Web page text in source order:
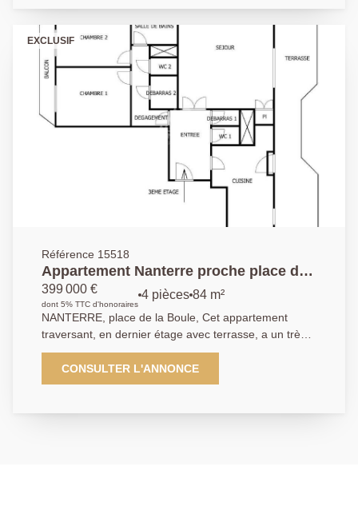
pouvant être transformé en 3ème chambre. Ce très
bel espace calme et lumineux donne accès sur un
balcon exposé sud-ouest. La partie du coin nuit, est
distribuée par un couloir distribuant deux belles
chambres avec rangements, une grande salle de
bains, des toilettes séparés. Une cave et une place de
stationnement en sous-sol complètent ce logement.
Les charges de copropriété comprennent le
chauffage, l'eau chaude et l'eau froide ainsi que
l'entretien de tous les espaces verts. Nous contacter :
01.40.97.07.07.AP.LT.
EXCLUSIF
Référence 15518
Appartement Nanterre proche place de
la Boule 3 pièce(s) 84 m2
399 000 €
dont 5% TTC d'honoraires
4 pièces 84 m²
NANTERRE, place de la Boule, Cet appartement
traversant, en dernier étage avec terrasse, a un très
beau potentiel. Il se compose d'une entrée avec des
toilettes et du rangement, d'un grand séjour donnant
sur une terrasse exposée sud/ouest d'environ 22 M2,
CONSULTER L'ANNONCE